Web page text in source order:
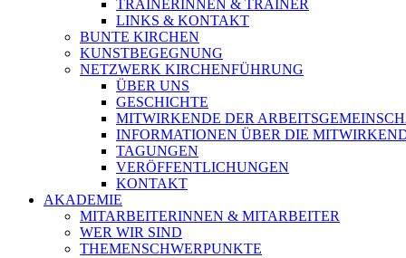
TRAINERINNEN & TRAINER
LINKS & KONTAKT
BUNTE KIRCHEN
KUNSTBEGEGNUNG
NETZWERK KIRCHENFÜHRUNG
ÜBER UNS
GESCHICHTE
MITWIRKENDE DER
INFORMATIONEN ÜBER DIE
TAGUNGEN
VERÖFFENTLICHUNGEN
KONTAKT
AKADEMIE
MITARBEITERINNEN & MITARBEITER
WER WIR SIND
THEMENSCHWERPUNKTE